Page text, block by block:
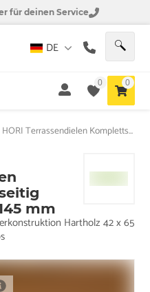
für deinen Service
DE
0 0
HORI Terrassendielen Komplettset Ipe allseitig glatt gehobelt 21 x 145 mm
mm
Hartholz 42 x 65